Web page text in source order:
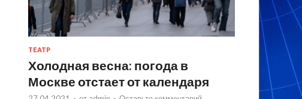
ТЕАТР
Холодная весна: погода в
Москве отстает от календаря